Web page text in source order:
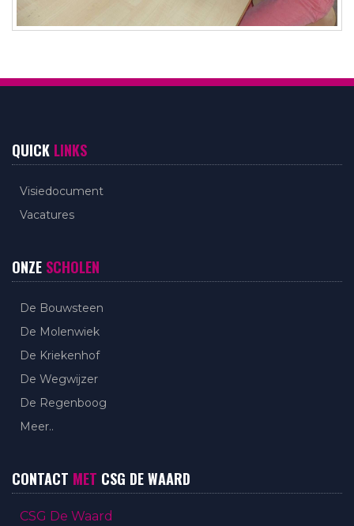
QUICK LINKS
Visiedocument
Vacatures
ONZE SCHOLEN
De Bouwsteen
De Molenwiek
De Kriekenhof
De Wegwijzer
De Regenboog
Meer..
CONTACT MET CSG DE WAARD
CSG De Waard